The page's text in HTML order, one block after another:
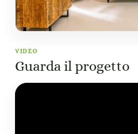
VIDEO
Guarda il progetto